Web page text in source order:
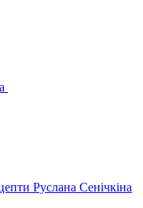
Руслана Сенічкіна